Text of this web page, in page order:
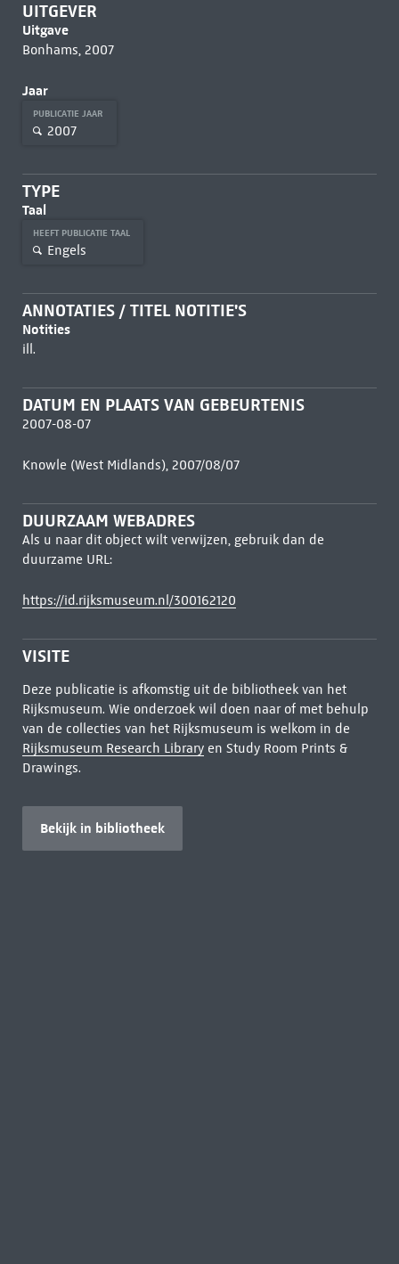
UITGEVER
Uitgave
Bonhams, 2007
Jaar
PUBLICATIE JAAR
2007
TYPE
Taal
HEEFT PUBLICATIE TAAL
Engels
ANNOTATIES / TITEL NOTITIE'S
Notities
ill.
DATUM EN PLAATS VAN GEBEURTENIS
2007-08-07
Knowle (West Midlands), 2007/08/07
DUURZAAM WEBADRES
Als u naar dit object wilt verwijzen, gebruik dan de
duurzame URL:
https://id.rijksmuseum.nl/300162120
VISITE
Deze publicatie is afkomstig uit de bibliotheek van het
Rijksmuseum. Wie onderzoek wil doen naar of met behulp
van de collecties van het Rijksmuseum is welkom in de
Rijksmuseum Research Libraryen Study Room Prints &
Drawings.
Bekijk in bibliotheek